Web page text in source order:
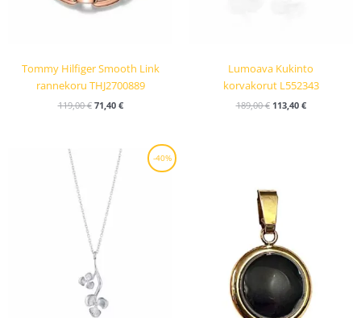
Tommy Hilfiger Smooth Link
rannekoru THJ2700889
119,00€ 71,40 €
Lumoava Kukinto
korvakorut L552343
189,00€ 113,40 €
-40%
Alkuperäinen
189,00 €.
Nykyinen
hinta